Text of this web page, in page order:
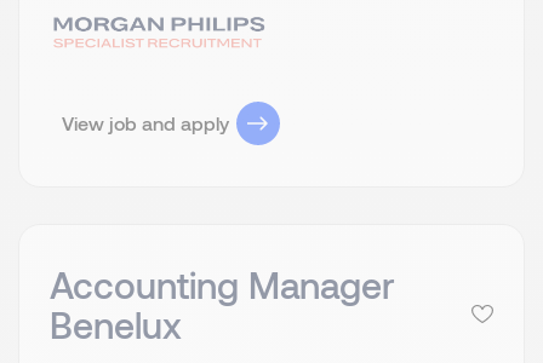
View job and apply
Accounting Manager
Benelux